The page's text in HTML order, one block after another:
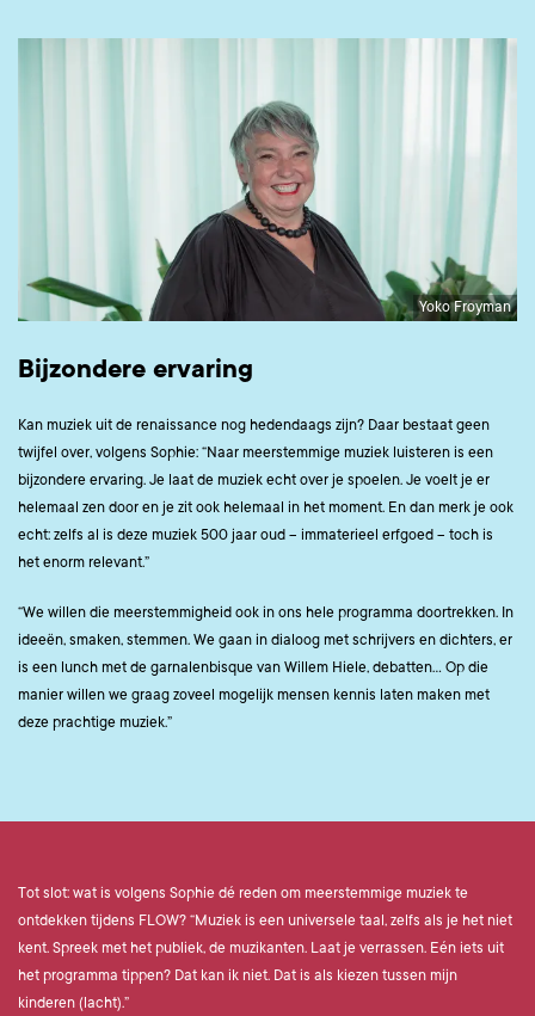
Yoko Froyman
Bijzondere ervaring
Kan muziek uit de renaissance nog hedendaags zijn? Daar bestaat geen
twijfel over, volgens Sophie: “Naar meerstemmige muziek luisteren is een
bijzondere ervaring. Je laat de muziek echt over je spoelen. Je voelt je er
helemaal zen door en je zit ook helemaal in het moment. En dan merk je ook
echt: zelfs al is deze muziek 500 jaar oud – immaterieel erfgoed – toch is
het enorm relevant.”
“We willen die meerstemmigheid ook in ons hele programma doortrekken. In
ideeën, smaken, stemmen. We gaan in dialoog met schrijvers en dichters, er
is een lunch met de garnalenbisque van Willem Hiele, debatten… Op die
manier willen we graag zoveel mogelijk mensen kennis laten maken met
deze prachtige muziek.”
Tot slot: wat is volgens Sophie dé reden om meerstemmige muziek te
ontdekken tijdens FLOW? “Muziek is een universele taal, zelfs als je het niet
kent. Spreek met het publiek, de muzikanten. Laat je verrassen. Eén iets uit
het programma tippen? Dat kan ik niet. Dat is als kiezen tussen mijn
kinderen (lacht).”